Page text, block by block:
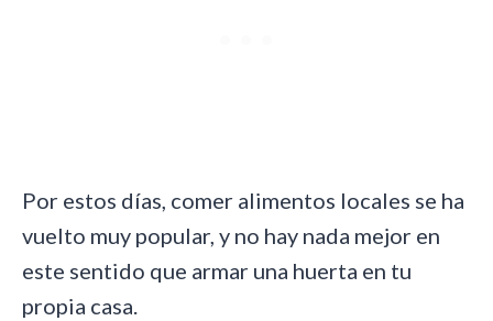
Por estos días, comer alimentos locales se ha
vuelto muy popular, y no hay nada mejor en
este sentido que armar una huerta en tu
propia casa.